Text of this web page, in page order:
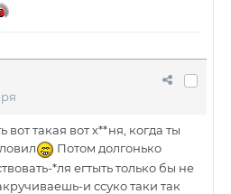
вот такая вот х**ня, когда ты
Потом долгонько
*ля егтыть только бы не
и ссуко таки так